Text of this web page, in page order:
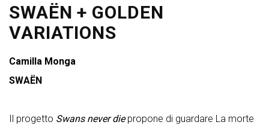
SWAËN + GOLDEN
VARIATIONS
Camilla Monga
SWAËN
Il progetto Swans never diepropone di guardare La morte